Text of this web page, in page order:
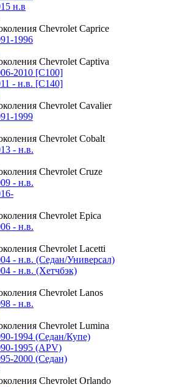
н.в
Chevrolet Caprice
1996
Chevrolet Captiva
2010 [C100]
- н.в. [C140]
Chevrolet Cavalier
1999
Chevrolet Cobalt
- н.в.
Chevrolet Cruze
- н.в.
Chevrolet Epica
- н.в.
Chevrolet Lacetti
- н.в. (Седан/Универсал)
- н.в. (Хетчбэк)
Chevrolet Lanos
- н.в.
Chevrolet Lumina
1994 (Седан/Купе)
1995 (APV)
2000 (Седан)
Chevrolet Orlando